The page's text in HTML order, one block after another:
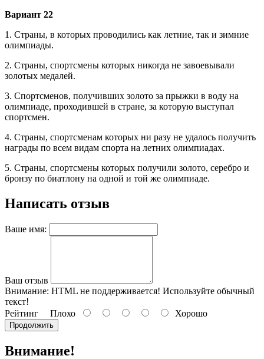
Вариант 22
1. Страны, в которых проводились как летние, так и зимние
олимпиады.
2. Страны, спортсмены которых никогда не завоевывали
золотых медалей.
3. Спортсменов, получивших золото за прыжки в воду на
олимпиаде, проходившей в стране, за которую выступал
спортсмен.
4. Страны, спортсменам которых ни разу не удалось получить
награды по всем видам спорта на летних олимпиадах.
5. Страны, спортсмены которых получили золото, серебро и
бронзу по биатлону на одной и той же олимпиаде.
Написать отзыв
Ваше имя:
Ваш отзыв
Внимание: HTML не поддерживается! Используйте обычный
текст!
Рейтинг Плохо Хорошо
Продолжить
Внимание!